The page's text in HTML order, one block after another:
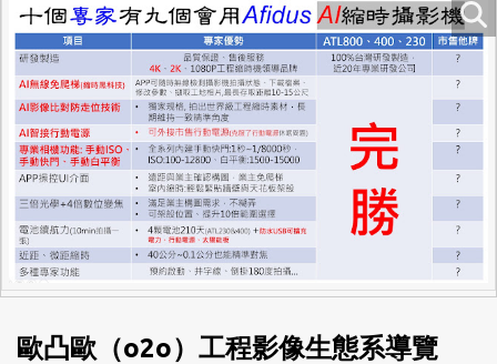
歐凸歐（o2o）工程影像生態系導覽